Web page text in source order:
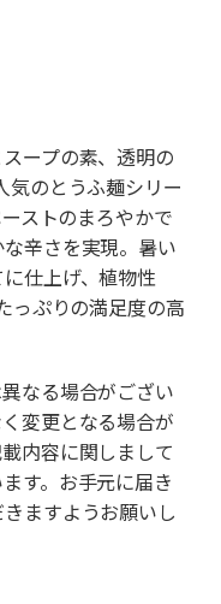
ープの素、透明の
気のとうふ麺シリー
ストのまろやかで
辛さを実現。暑い
仕上げ、植物性
っぷりの満足度の高
なる場合がござい
変更となる場合が
内容に関しまして
す。お手元に届き
ますようお願いし